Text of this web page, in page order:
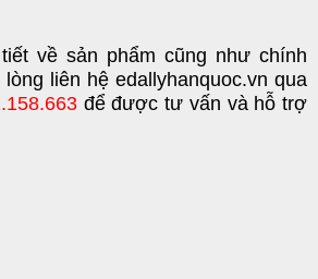
về sản phẩm cũng như chính
lòng liên hệ edallyhanquoc.vn qua
để được tư vấn và hỗ trợ